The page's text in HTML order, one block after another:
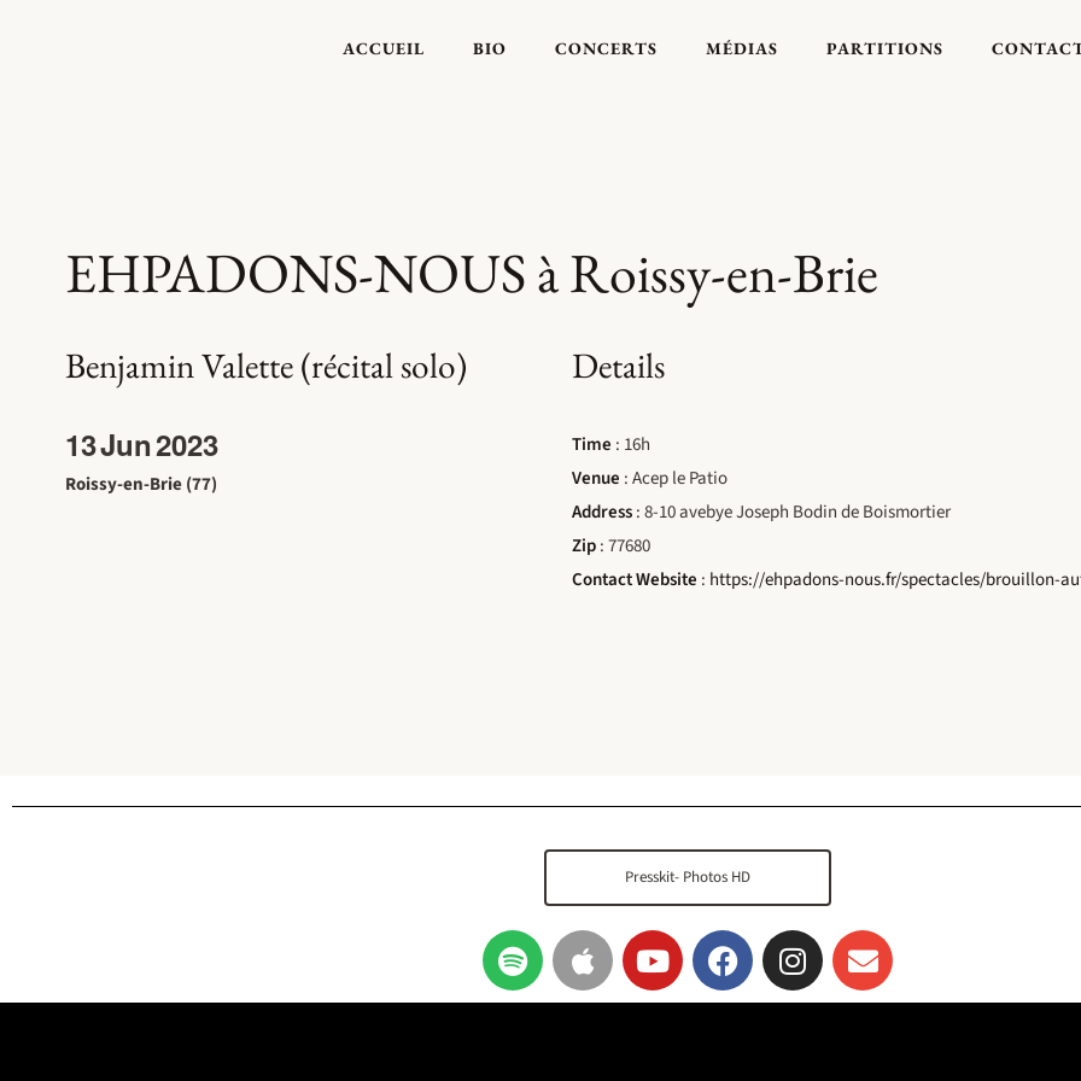
ACCUEIL BIO CONCERTS MÉDIAS PARTITIONS
EHPADONS-NOUS à Roissy-en-Brie
Benjamin Valette (récital solo)
13Jun2023
Roissy-en-Brie (77)
Details
Time : 16h
Venue : Acep le Patio
Address: 8-10 avebye Joseph Bodin de Boismortier
Zip: 77680
Contact Website : https://ehpadons-nous.fr/spectacles/brouillon-
Presskit- Photos HD